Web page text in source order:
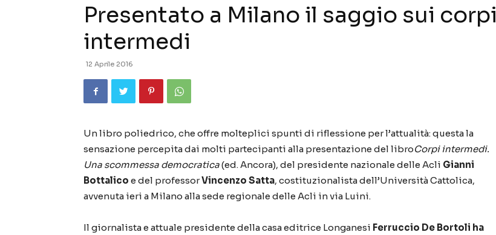
Presentato a Milano il saggio sui corpi
intermedi
12 Aprile 2016
Un libro poliedrico, che offre molteplici spunti di riflessione per l’attualità: questa la
sensazione percepita dai molti partecipanti alla presentazione del libroCorpi intermedi.
Una scommessa democratica(ed. Ancora), del presidente nazionale delle Acli Gianni
Bottalico e del professorVincenzo Satta, costituzionalista dell’Università Cattolica,
avvenuta ieri a Milano alla sede regionale delle Acli in via Luini.
Il giornalista e attuale presidente della casa editrice Longanesi Ferruccio De Bortoli ha